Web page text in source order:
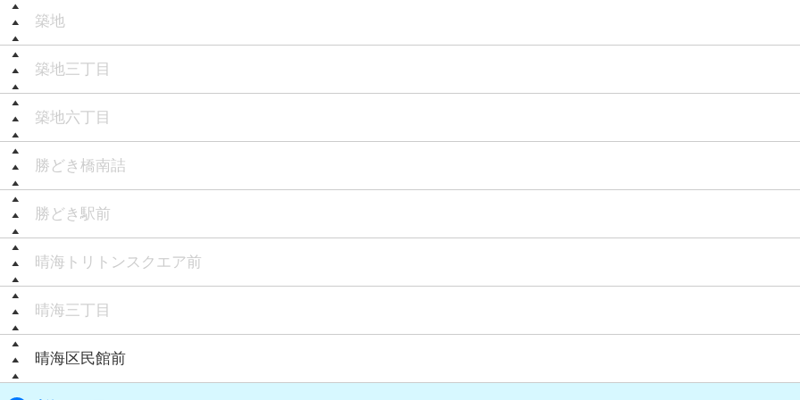
築地
築地三丁目
築地六丁目
勝どき橋南詰
勝どき駅前
晴海トリトンスクエア前
晴海三丁目
晴海区民館前